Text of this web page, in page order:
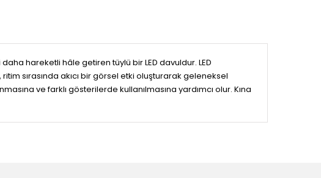
hareketli hâle getiren tüylü bir LED davuldur. LED
sırasında akıcı bir görsel etki oluşturarak geleneksel
ve farklı gösterilerde kullanılmasına yardımcı olur. Kına